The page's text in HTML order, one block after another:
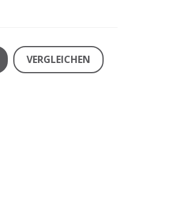
VERGLEICHEN